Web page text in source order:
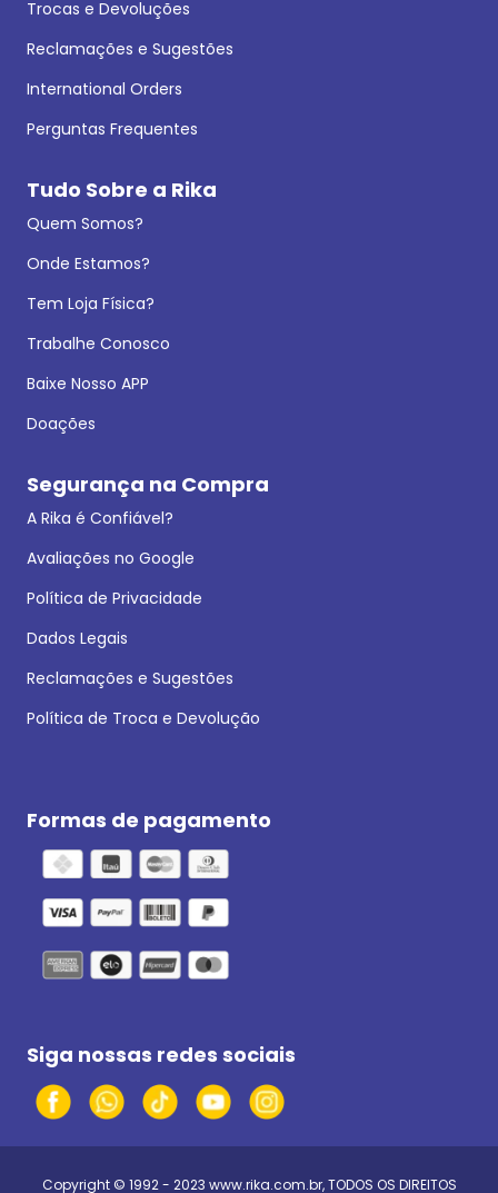
Trocas e Devoluções
Reclamações e Sugestões
International Orders
Perguntas Frequentes
Tudo Sobre a Rika
Quem Somos?
Onde Estamos?
Tem Loja Física?
Trabalhe Conosco
Baixe Nosso APP
Doações
Segurança na Compra
A Rika é Confiável?
Avaliações no Google
Política de Privacidade
Dados Legais
Reclamações e Sugestões
Política de Troca e Devolução
Formas de pagamento
Siga nossas redes sociais
Copyright © 1992 - 2023 www.rika.com.br, TODOS OS DIREITOS